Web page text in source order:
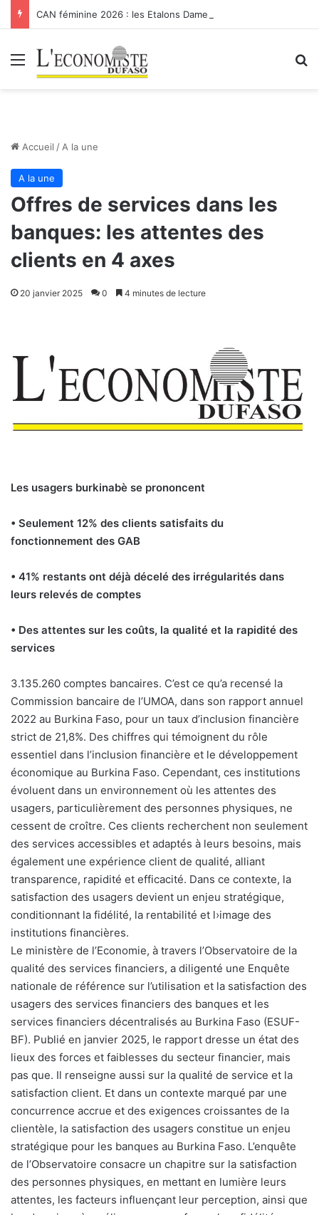
Menu
Accueil / A la une
A la une
Offres de services dans les
banques: les attentes des
clients en 4 axes
20 janvier 2025 0 4 minutes de lecture
Les usagers burkinabè se prononcent
• Seulement 12% des clients satisfaits du
fonctionnement des GAB
• 41% restants ont déjà décelé des irrégularités dans
leurs relevés de comptes
• Des attentes sur les coûts, la qualité et la rapidité des
services
3.135.260 comptes bancaires. C’est ce qu’a recensé la
Commission bancaire de l’UMOA, dans son rapport annuel
2022 au Burkina Faso, pour un taux d’inclusion financière
strict de 21,8%. Des chiffres qui témoignent du rôle
essentiel dans l’inclusion financière et le développement
économique au Burkina Faso. Cependant, ces institutions
évoluent dans un environnement où les attentes des
usagers, particulièrement des personnes physiques, ne
cessent de croître. Ces clients recherchent non seulement
des services accessibles et adaptés à leurs besoins, mais
également une expérience client de qualité, alliant
transparence, rapidité et efficacité. Dans ce contexte, la
satisfaction des usagers devient un enjeu stratégique,
conditionnant la fidélité, la rentabilité et l›image des
institutions financières.
Le ministère de l’Economie, à travers l’Observatoire de la
qualité des services financiers, a diligenté une Enquête
nationale de référence sur l’utilisation et la satisfaction des
usagers des services financiers des banques et les
services financiers décentralisés au Burkina Faso (ESUF-
BF). Publié en janvier 2025, le rapport dresse un état des
lieux des forces et faiblesses du secteur financier, mais
pas que. Il renseigne aussi sur la qualité de service et la
satisfaction client. Et dans un contexte marqué par une
concurrence accrue et des exigences croissantes de la
clientèle, la satisfaction des usagers constitue un enjeu
stratégique pour les banques au Burkina Faso. L’enquête
de l’Observatoire consacre un chapitre sur la satisfaction
des personnes physiques, en mettant en lumière leurs
attentes, les facteurs influençant leur perception, ainsi que